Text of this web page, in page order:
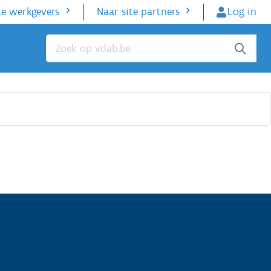
werkgevers Naar site partners Log in
Sluiten